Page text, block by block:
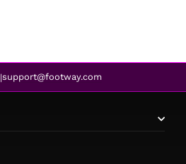
|support@footway.com